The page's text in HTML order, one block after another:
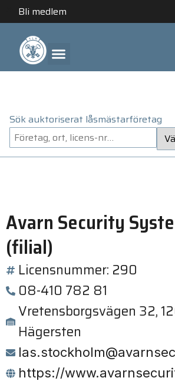
Bli medlem
Sök auktoriserat låsmästarföretag
Avarn Security
(filial)
Licensnummer: 290
08-410 782 81
Vretensborgsvägen 32,
Hägersten
https://